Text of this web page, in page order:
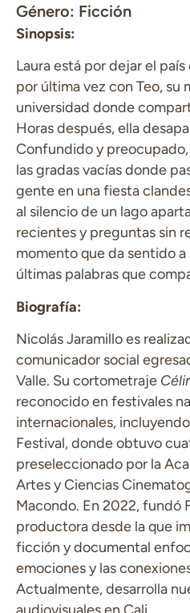
Género: Ficción
Sinopsis:
Laura está por dejar el
por última vez con Teo, su
universidad donde
Horas después, ella
Confundido y
las gradas vacías donde
gente en una fiesta
al silencio de un lago
recientes y preguntas sin
momento que da sentido a
últimas palabras que
Biografía:
Nicolás Jaramillo es
comunicador social
Valle. Su cortometraje
reconocido en festivales
internacionales,
Festival, donde obtuvo
preseleccionado por la
Artes y Ciencias
Macondo. En 2022, fundó
productora desde la que
ficción y documental
emociones y las
Actualmente, desarrolla